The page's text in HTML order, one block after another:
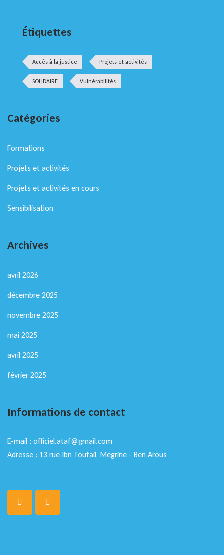
Étiquettes
Accès à la justice Projets et activités
SOLIDAIRE Vulnérabilités
Catégories
Formations
Projets et activités
Projets et activités en cours
Sensibilisation
Archives
avril 2026
décembre 2025
novembre 2025
mai 2025
avril 2025
février 2025
Informations de contact
E-mail : officiel.ataf@gmail.com
Adresse : 13 rue Ibn Toufail, Megrine - Ben Arous